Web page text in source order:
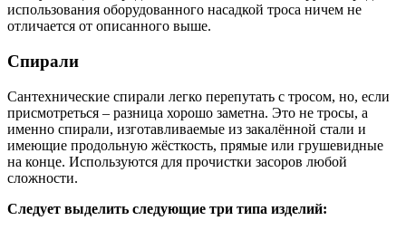
использования оборудованного насадкой троса ничем не
отличается от описанного выше.
Спирали
Сантехнические спирали легко перепутать с тросом, но, если
присмотреться – разница хорошо заметна. Это не тросы, а
именно спирали, изготавливаемые из закалённой стали и
имеющие продольную жёсткость, прямые или грушевидные
на конце. Используются для прочистки засоров любой
сложности.
Следует выделить следующие три типа изделий: